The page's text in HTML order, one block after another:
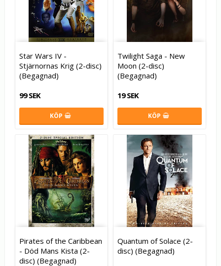
Star Wars IV -
Stjärnornas Krig (2-disc)
(Begagnad)
99 SEK
KÖP
Twilight Saga - New
Moon (2-disc)
(Begagnad)
19 SEK
KÖP
Pirates of the Caribbean
- Död Mans Kista (2-
disc) (Begagnad)
Quantum of Solace (2-
disc) (Begagnad)